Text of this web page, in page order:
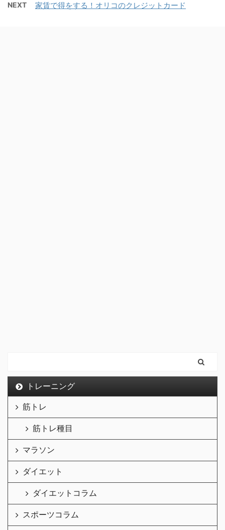
NEXT 家賃で得をする！オリコのクレジットカード
トレーニング
筋トレ
筋トレ種目
マラソン
ダイエット
ダイエットコラム
スポーツコラム